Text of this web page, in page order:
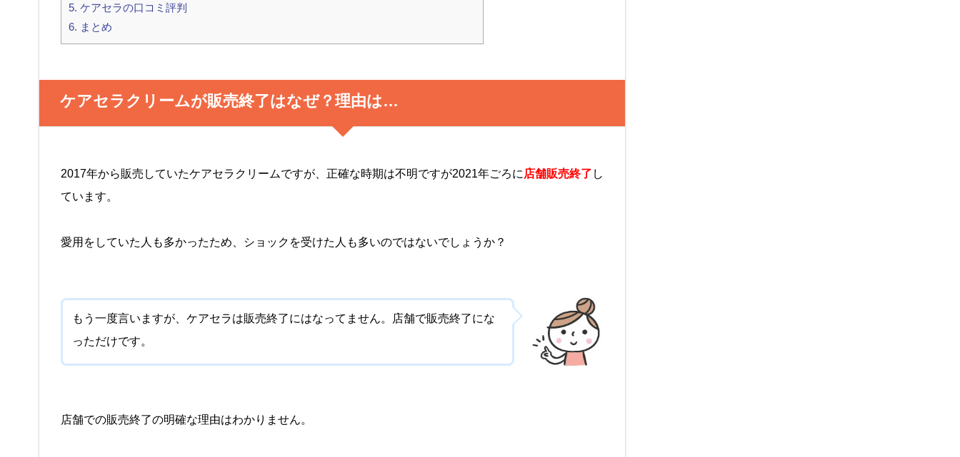
5. ケアセラの口コミ評判
6. まとめ
ケアセラクリームが販売終了はなぜ？理由は…
2017年から販売していたケアセラクリームですが、正確な時期は不明ですが2021年ごろに 店舗販売終了 し
ています。
愛用をしていた人も多かったため、ショックを受けた人も多いのではないでしょうか？
もう一度言いますが、ケアセラは販売終了にはなってません。店舗で販売終了にな
っただけです。
店舗での販売終了の明確な理由はわかりません。